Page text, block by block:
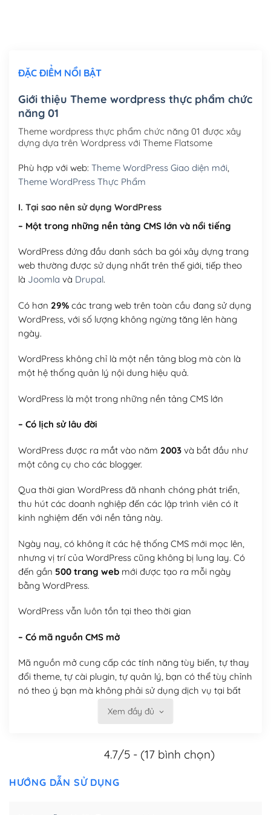
Mua thêm Host + Tên miền
(+300,000₫)
Tên miền Việt Nam .vn (1 năm)
Hosting 2GB SSD (1 năm)(+450,000₫)
Hosting 3GB SSD (1 năm)(+550,000₫)
Hosting 5GB SSD (1 năm)(+650,000₫)
Hosting 8GB SSD (1 năm) (+950,000₫)
ĐẶC ĐIỂM NỔI BẬT
Giới thiệu Theme wordpress thực phẩm chức
năng 01
Theme wordpress thực phẩm chức năng 01 được xây
dựng dựa trên Wordpress với Theme Flatsome
Phù hợp với web: Theme WordPress Giao diện mới,
Theme WordPress Thực Phẩm
I. Tại sao nên sử dụng WordPress
– Một trong những nền tảng CMS lớn và nổi tiếng
WordPress đứng đầu danh sách ba gói xây dựng trang
web thường được sử dụng nhất trên thế giới, tiếp theo
là Joomla và Drupal.
Có hơn 29%các trang web trên toàn cầu đang sử dụng
WordPress, với số lượng không ngừng tăng lên hàng
ngày.
WordPress không chỉ là một nền tảng blog mà còn là
một hệ thống quản lý nội dung hiệu quả.
WordPress là một trong những nền tảng CMS lớn
– Có lịch sử lâu đời
WordPress được ra mắt vào năm 2003và bắt đầu như
một công cụ cho các blogger.
Qua thời gian WordPress đã nhanh chóng phát triển,
thu hút các doanh nghiệp đến các lập trình viên có ít
kinh nghiệm đến với nền tảng này.
Ngày nay, có không ít các hệ thống CMS mới mọc lên,
nhưng vị trí của WordPress cũng không bị lung lay. Có
đến gần 500 trang webmới được tạo ra mỗi ngày
bằng WordPress.
WordPress vẫn luôn tồn tại theo thời gian
– Có mã nguồn CMS mở
Mã nguồn mở cung cấp các tính năng tùy biến, tự thay
đổi theme, tự cài plugin, tự quản lý, bạn có thể tùy chỉnh
nó theo ý bạn mà không phải sử dụng dịch vụ tại bất
Xem đầy đủ
4.7/5 - (17 bình chọn)
HƯỚNG DẪN SỬ DỤNG